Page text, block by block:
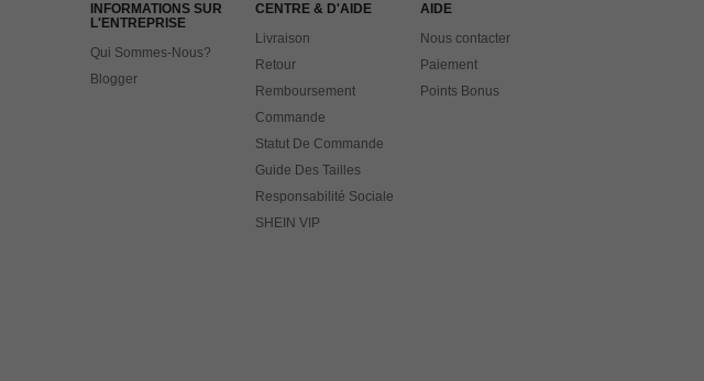
INFORMATIONS SUR
L'ENTREPRISE
Qui Sommes-Nous?
Blogger
CENTRE & D'AIDE
Livraison
Retour
Remboursement
Commande
Statut De Commande
Guide Des Tailles
Responsabilité Sociale
SHEIN VIP
AIDE
Nous contacter
Paiement
Points Bonus